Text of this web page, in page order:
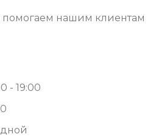
помогаем нашим клиентам
- 19:00